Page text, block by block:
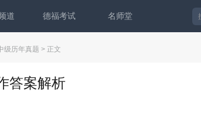
道 德福考试 名师堂
级历年真题 > 正文
答案解析